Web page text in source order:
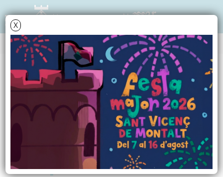
X
NOTÍCIES - ACTUALITAT
Feines de
manteniment de
l'arbrat del Passeig
Marquès de Casa